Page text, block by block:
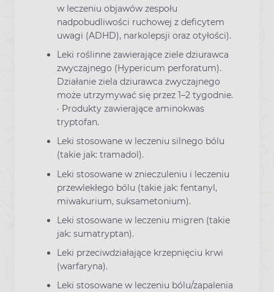
w leczeniu objawów zespołu
nadpobudliwości ruchowej z deficytem
uwagi (ADHD), narkolepsji oraz otyłości).
Leki roślinne zawierające ziele dziurawca
zwyczajnego (Hypericum perforatum).
Działanie ziela dziurawca zwyczajnego
może utrzymywać się przez 1–2 tygodnie.
· Produkty zawierające aminokwas
tryptofan.
Leki stosowane w leczeniu silnego bólu
(takie jak: tramadol).
Leki stosowane w znieczuleniu i leczeniu
przewlekłego bólu (takie jak: fentanyl,
miwakurium, suksametonium).
Leki stosowane w leczeniu migren (takie
jak: sumatryptan).
Leki przeciwdziałające krzepnięciu krwi
(warfaryna).
Leki stosowane w leczeniu bólu/zapalenia